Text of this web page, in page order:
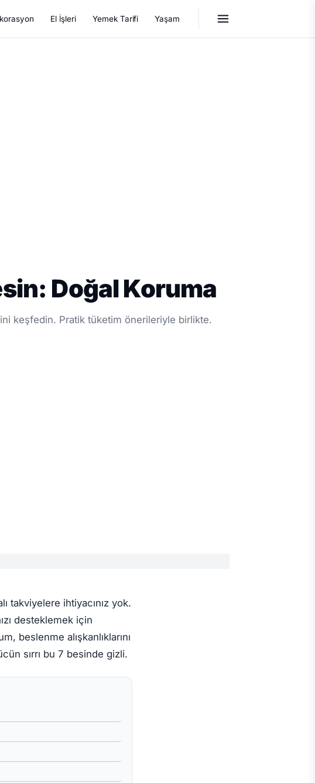
El İşleri Yemek Tarifi Yaşam
Doğal Koruma
keşfedin. Pratik tüketim önerileriyle birlikte.
takviyelere ihtiyacınız yok.
desteklemek için
beslenme alışkanlıklarını
sırrı bu 7 besinde gizli.